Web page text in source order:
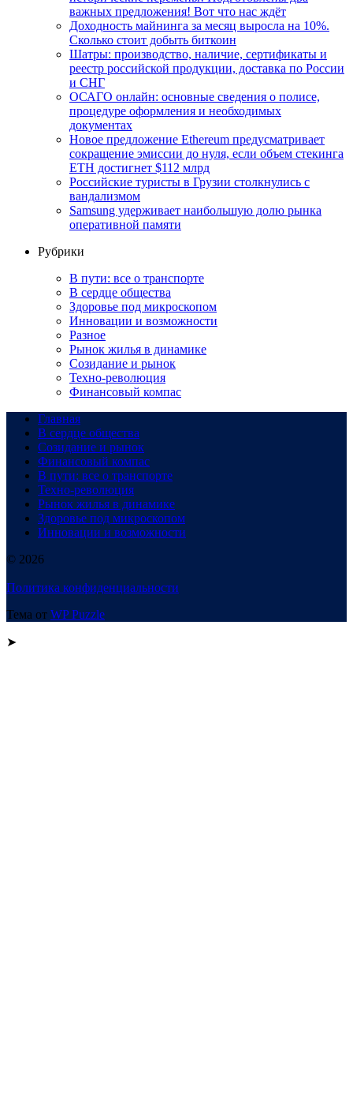
важных предложения! Вот что нас ждёт
Доходность майнинга за месяц выросла на 10%.
Сколько стоит добыть биткоин
Шатры: производство, наличие, сертификаты и
реестр российской продукции, доставка по России
и СНГ
ОСАГО онлайн: основные сведения о полисе,
процедуре оформления и необходимых
документах
Новое предложение Ethereum предусматривает
сокращение эмиссии до нуля, если объем стекинга
ETH достигнет $112 млрд
Российские туристы в Грузии столкнулись с
вандализмом
Samsung удерживает наибольшую долю рынка
оперативной памяти
Рубрики
В пути: все о транспорте
В сердце общества
Здоровье под микроскопом
Инновации и возможности
Разное
Рынок жилья в динамике
Созидание и рынок
Техно-революция
Финансовый компас
Главная
В сердце общества
Созидание и рынок
Финансовый компас
В пути: все о транспорте
Техно-революция
Рынок жилья в динамике
Здоровье под микроскопом
Инновации и возможности
© 2026
Политика конфиденциальности
Тема от WP Puzzle
➤